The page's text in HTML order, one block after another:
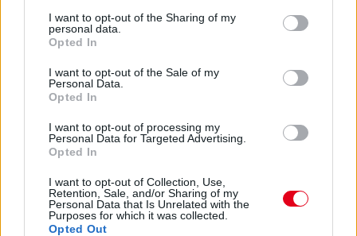
not limited to your visit or usage behaviour. You may click to
grant or deny consent to Google and its third-party tags to
use your data for below specified purposes in below Google
consent section.
I want to opt-out of the Sharing of my
personal data.
Opted In
I want to opt-out of the Sale of my
Personal Data.
Opted In
I want to opt-out of processing my
Personal Data for Targeted Advertising.
Opted In
I want to opt-out of Collection, Use,
Retention, Sale, and/or Sharing of my
Personal Data that Is Unrelated with the
Purposes for which it was collected.
Opted Out
1 napja
Russellen